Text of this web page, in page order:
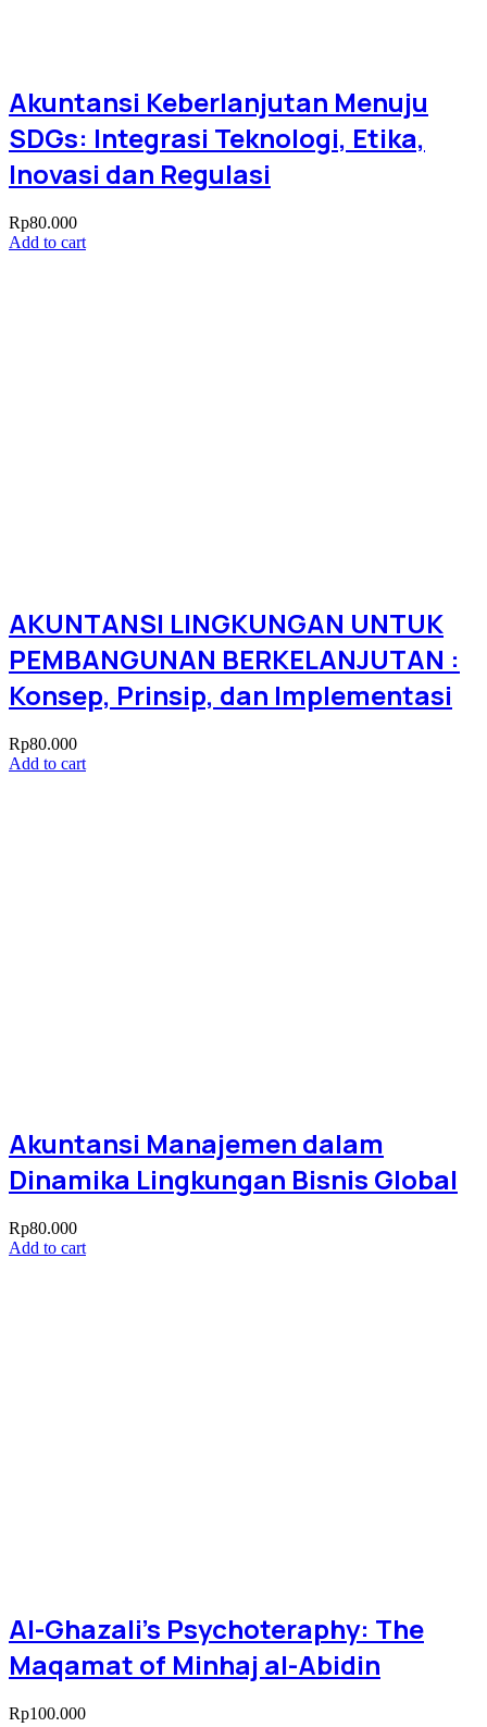
Akuntansi Keberlanjutan Menuju
SDGs: Integrasi Teknologi, Etika,
Inovasi dan Regulasi
Rp80.000
Add to cart
AKUNTANSI LINGKUNGAN UNTUK
PEMBANGUNAN BERKELANJUTAN :
Konsep, Prinsip, dan Implementasi
Rp80.000
Add to cart
Akuntansi Manajemen dalam
Dinamika Lingkungan Bisnis Global
Rp80.000
Add to cart
Al-Ghazali’s Psychoteraphy: The
Maqamat of Minhaj al-Abidin
Rp100.000